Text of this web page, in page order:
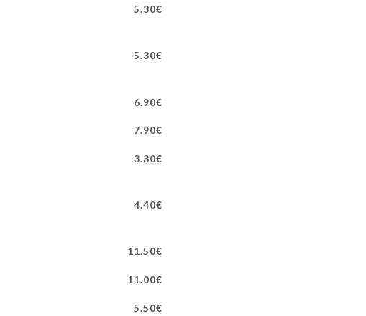
5.30€
5.30€
6.90€
7.90€
3.30€
4.40€
11.50€
11.00€
5.50€